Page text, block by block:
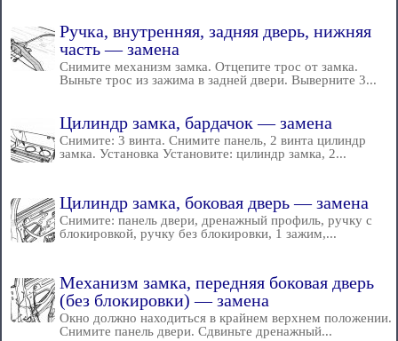
Ручка, внутренняя, задняя дверь, нижняя
часть — замена
Снимите механизм замка. Отцепите трос от замка.
Выньте трос из зажима в задней двери. Выверните 3...
Цилиндр замка, бардачок — замена
Снимите: 3 винта. Снимите панель, 2 винта цилиндр
замка. Установка Установите: цилиндр замка, 2...
Цилиндр замка, боковая дверь — замена
Снимите: панель двери, дренажный профиль, ручку с
блокировкой, ручку без блокировки, 1 зажим,...
Механизм замка, передняя боковая дверь
(без блокировки) — замена
Окно должно находиться в крайнем верхнем положении.
Снимите панель двери. Сдвиньте дренажный...